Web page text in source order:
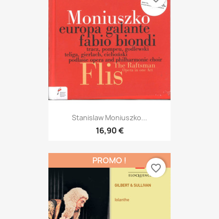
Stanislaw Moniuszko...
16,90 €
PROMO !
favorite_border